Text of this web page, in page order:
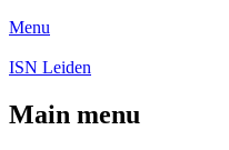
Menu
ISN Leiden
Main menu